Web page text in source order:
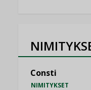
Consti
NIMITYKSET